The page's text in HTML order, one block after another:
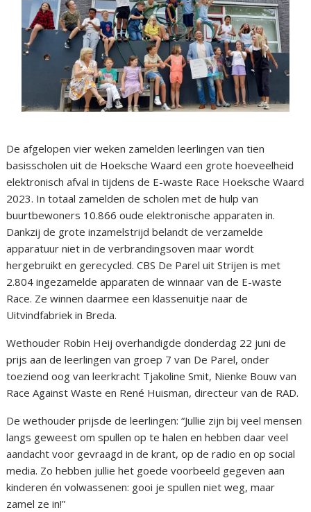
De afgelopen vier weken zamelden leerlingen van tien
basisscholen uit de Hoeksche Waard een grote hoeveelheid
elektronisch afval in tijdens de E-waste Race Hoeksche Waard
2023. In totaal zamelden de scholen met de hulp van
buurtbewoners 10.866 oude elektronische apparaten in.
Dankzij de grote inzamelstrijd belandt de verzamelde
apparatuur niet in de verbrandingsoven maar wordt
hergebruikt en gerecycled. CBS De Parel uit Strijen is met
2.804 ingezamelde apparaten de winnaar van de E-waste
Race. Ze winnen daarmee een klassenuitje naar de
Uitvindfabriek in Breda.
Wethouder Robin Heij overhandigde donderdag 22 juni de
prijs aan de leerlingen van groep 7 van De Parel, onder
toeziend oog van leerkracht Tjakoline Smit, Nienke Bouw van
Race Against Waste en René Huisman, directeur van de RAD.
De wethouder prijsde de leerlingen: “Jullie zijn bij veel mensen
langs geweest om spullen op te halen en hebben daar veel
aandacht voor gevraagd in de krant, op de radio en op social
media. Zo hebben jullie het goede voorbeeld gegeven aan
kinderen én volwassenen: gooi je spullen niet weg, maar
zamel ze in!”